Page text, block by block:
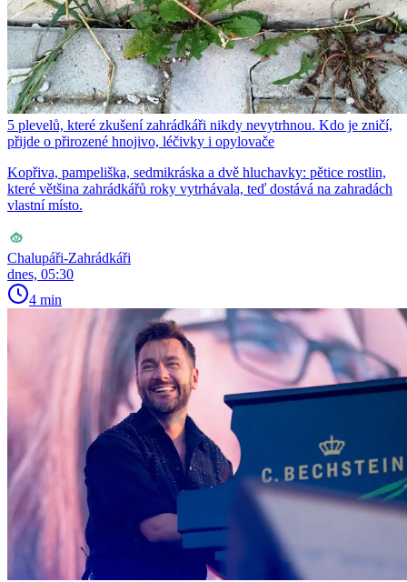
5 plevelů, které zkušení zahrádkáři nikdy nevytrhnou. Kdo je zničí,
přijde o přirozené hnojivo, léčivky i opylovače
Kopřiva, pampeliška, sedmikráska a dvě hluchavky: pětice rostlin,
které většina zahrádkářů roky vytrhávala, teď dostává na zahradách
vlastní místo.
Chalupáři-Zahrádkáři
dnes, 05:30
4 min